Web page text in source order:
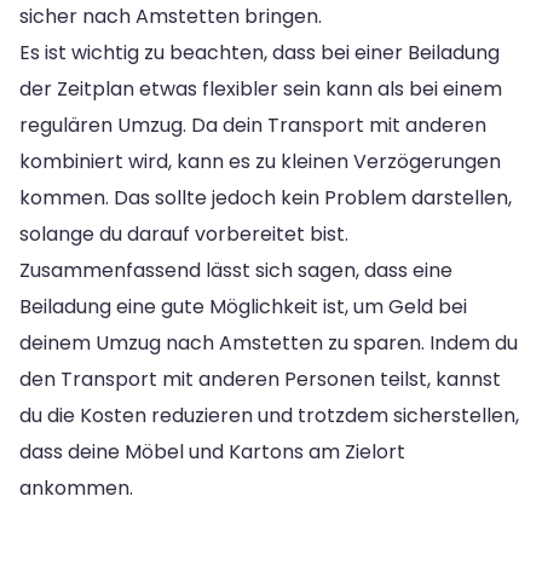
sicher nach Amstetten bringen.
Es ist wichtig zu beachten, dass bei einer Beiladung
der Zeitplan etwas flexibler sein kann als bei einem
regulären Umzug. Da dein Transport mit anderen
kombiniert wird, kann es zu kleinen Verzögerungen
kommen. Das sollte jedoch kein Problem darstellen,
solange du darauf vorbereitet bist.
Zusammenfassend lässt sich sagen, dass eine
Beiladung eine gute Möglichkeit ist, um Geld bei
deinem Umzug nach Amstetten zu sparen. Indem du
den Transport mit anderen Personen teilst, kannst
du die Kosten reduzieren und trotzdem sicherstellen,
dass deine Möbel und Kartons am Zielort
ankommen.